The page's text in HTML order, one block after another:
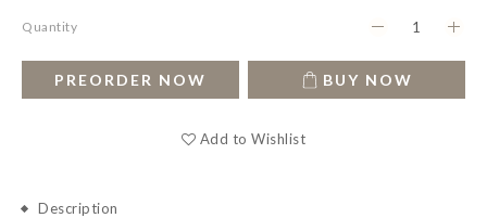
Quantity
PREORDER NOW BUY NOW
Add to Wishlist
Description